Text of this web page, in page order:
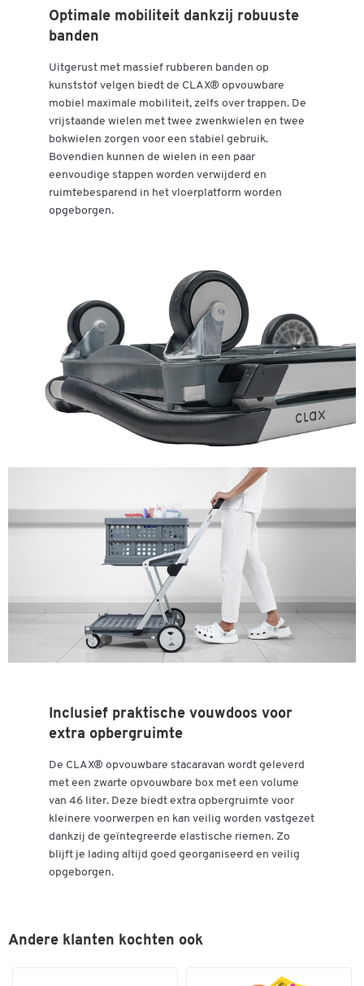
Optimale mobiliteit dankzij robuuste
banden
Uitgerust met massief rubberen banden op
kunststof velgen biedt de CLAX® opvouwbare
mobiel maximale mobiliteit, zelfs over trappen. De
vrijstaande wielen met twee zwenkwielen en twee
bokwielen zorgen voor een stabiel gebruik.
Bovendien kunnen de wielen in een paar
eenvoudige stappen worden verwijderd en
ruimtebesparend in het vloerplatform worden
opgeborgen.
Inclusief praktische vouwdoos voor
extra opbergruimte
De CLAX® opvouwbare stacaravan wordt geleverd
met een zwarte opvouwbare box met een volume
van 46 liter. Deze biedt extra opbergruimte voor
kleinere voorwerpen en kan veilig worden vastgezet
dankzij de geïntegreerde elastische riemen. Zo
blijft je lading altijd goed georganiseerd en veilig
opgeborgen.
Andere klanten kochten ook